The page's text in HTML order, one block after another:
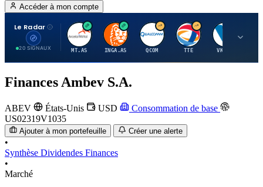
Accéder à mon compte
Le Radar
20 SIGNAUX
A
MT.AS
I
INGA.AS
Q
QCOM
T
TTE VK.PA
Finances Ambev S.A.
ABEV États-Unis USD
Consommation de base
US02319V1035
Ajouter à mon portefeuille Créer une alerte
•
Synthèse Dividendes Finances
•
Marché